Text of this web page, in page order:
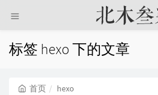
标签 hexo 下的文章
首页 hexo